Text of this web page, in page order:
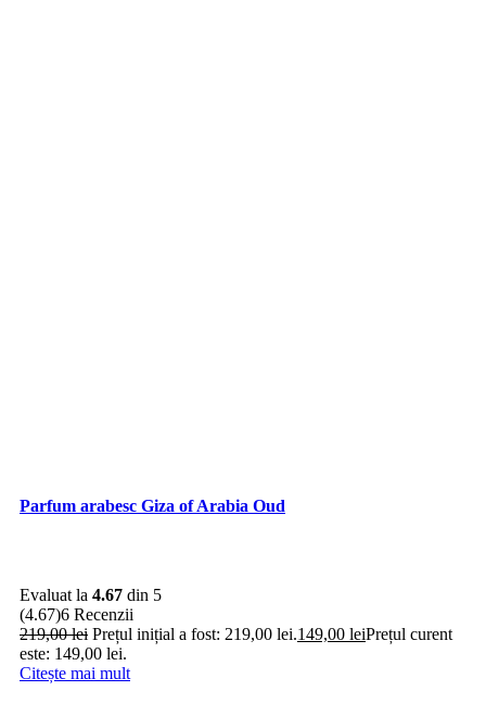
Parfum arabesc Giza of Arabia Oud
Evaluat la 4.67 din 5
(4.67)6 Recenzii
219,00lei Prețul inițial a fost: 219,00 lei.149,00 leiPrețul curent
este: 149,00 lei.
Citește mai mult